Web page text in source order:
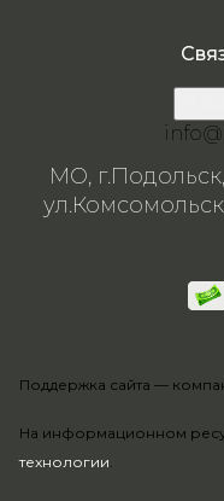
На информационном
технологии.
МО,
Поддержка сайта —